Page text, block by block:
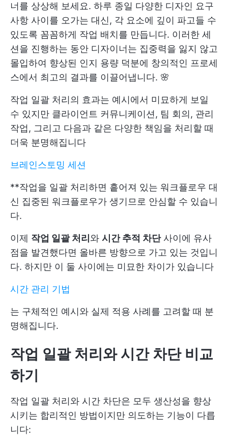
너를 상상해 보세요. 하루 종일 다양한 디자인 요구
사항 사이를 오가는 대신, 각 요소에 깊이 파고들 수
있도록 꼼꼼하게 작업 배치를 만듭니다. 이러한 세
션을 진행하는 동안 디자이너는 집중력을 잃지 않고
몰입하여 향상된 인지 용량 덕분에 창의적인 프로세
스에서 최고의 결과를 이끌어냅니다. 🌸
작업 일괄 처리의 효과는 예시에서 미묘하게 보일
수 있지만 클라이언트 커뮤니케이션, 팀 회의, 관리
작업, 그리고 다음과 같은 다양한 책임을 처리할 때
더욱 분명해집니다
브레인스토밍 세션
**작업을 일괄 처리하면 흩어져 있는 워크플로우 대
신 집중된 워크플로우가 생기므로 안심할 수 있습니
다.
이제 작업 일괄 처리 와 시간 추적 차단사이에 유사
점을 발견했다면 올바른 방향으로 가고 있는 것입니
다. 하지만 이 둘 사이에는 미묘한 차이가 있습니다
시간 관리 기법
는 구체적인 예시와 실제 적용 사례를 고려할 때 분
명해집니다.
작업 일괄 처리와 시간 차단 비교
하기
작업 일괄 처리와 시간 차단은 모두 생산성을 향상
시키는 합리적인 방법이지만 의도하는 기능이 다릅
니다: